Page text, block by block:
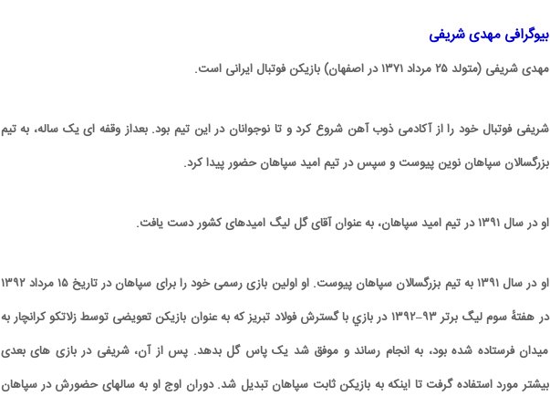
بیوگرافی مهدی شریفی
مهدی شریفی (متولد ۲۵ مرداد ۱۳۷۱ در اصفهان) بازیکن فوتبال ایرانی است.
شریفی فوتبال خود را از آکادمی ذوب آهن شروع کرد و تا نوجوانان در این تیم بود. بعداز وقفه ای یک ساله، به تیم
بزرگسالان سپاهان نوین پیوست و سپس در تیم امید سپاهان حضور پیدا کرد.
او در سال ۱۳۹۱ در تیم امید سپاهان، به عنوان آقای گل لیگ امیدهای کشور دست یافت.
او در سال ۱۳۹۱ به تیم بزرگسالان سپاهان پیوست. او اولین بازی رسمی خود را برای سپاهان در تاریخ ۱۵ مرداد ۱۳۹۲
در هفتهٔ سوم لیگ برتر ۹۳–۱۳۹۲ در بازي با گسترش فولاد تبریز که به عنوان بازیکن تعویضی توسط زلاتکو کرانچار به
میدان فرستاده شده بود، به انجام رساند و موفق شد یک پاس گل بدهد. پس از آن، شریفی در بازی های بعدی
بیشتر مورد استفاده گرفت تا اینکه به بازیکن ثابت سپاهان تبدیل شد. دوران اوج او به سالهای حضورش در سپاهان